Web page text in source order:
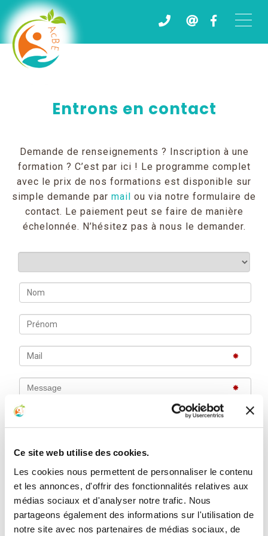
Ce site web utilise des cookies.
Les cookies nous permettent de personnaliser le contenu
et les annonces, d'offrir des fonctionnalités relatives aux
médias sociaux et d'analyser notre trafic. Nous
partageons également des informations sur l'utilisation de
notre site avec nos partenaires de médias sociaux, de
Entrons en contact
Demande de renseignements ? Inscription à une
formation ? C’est par ici ! Le programme complet
avec le prix de nos formations est disponible sur
simple demande par mail ou via notre formulaire de
contact. Le paiement peut se faire de manière
échelonnée. N’hésitez pas à nous le demander.
Je souhaite recevoir des informations de l'Académie
du Bien-Être